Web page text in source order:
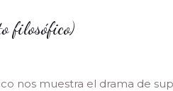
filosófico)
nos muestra el drama de